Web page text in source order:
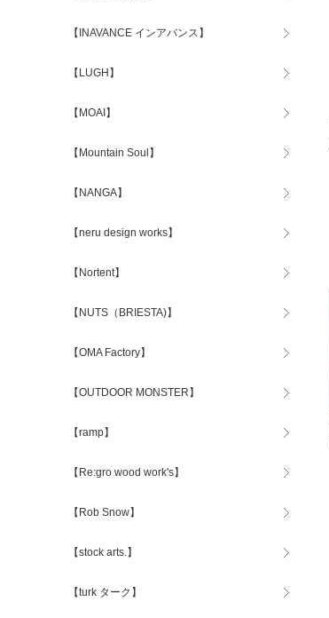
【INAVANCE インアバンス】
【LUGH】
【MOAI】
【Mountain Soul】
【NANGA】
【neru design works】
【Nortent】
【NUTS（BRIESTA)】
【OMA Factory】
【OUTDOOR MONSTER】
【ramp】
【Re:gro wood work's】
【Rob Snow】
【stock arts.】
【turk ターク】